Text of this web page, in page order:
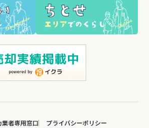
業者専用窓口 プライバシーポリシー